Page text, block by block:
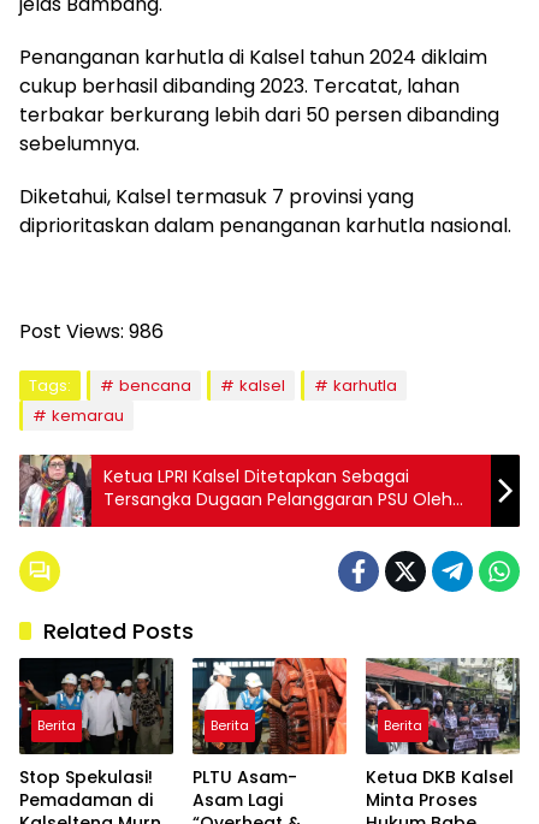
Penanganan karhutla di Kalsel tahun 2024 diklaim
cukup berhasil dibanding 2023. Tercatat, lahan
terbakar berkurang lebih dari 50 persen dibanding
sebelumnya.
Diketahui, Kalsel termasuk 7 provinsi yang
diprioritaskan dalam penanganan karhutla nasional.
Post Views: 986
Tags: bencana kalsel
karhutla
kemarau
Ketua LPRI Kalsel Ditetapkan Sebagai
Tersangka Dugaan Pelanggaran PSU Oleh
Polres Banjarbaru
Related Posts
Berita
Stop Spekulasi!
Pemadaman di
Berita
PLTU Asam-
Asam Lagi
Berita
Ketua DKB Kalsel
Minta Proses